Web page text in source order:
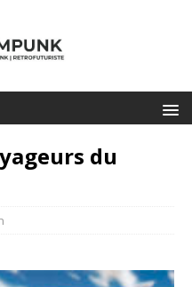
du